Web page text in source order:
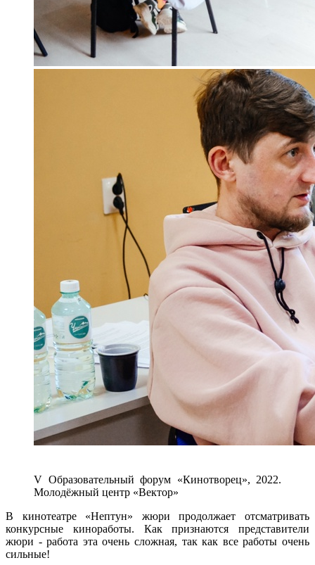
V Образовательный форум «Кинотворец», 2022.
Молодёжный центр «Вектор»
В кинотеатре «Нептун» жюри продолжает отсматривать
конкурсные киноработы. Как признаются представители
жюри - работа эта очень сложная, так как все работы очень
сильные!